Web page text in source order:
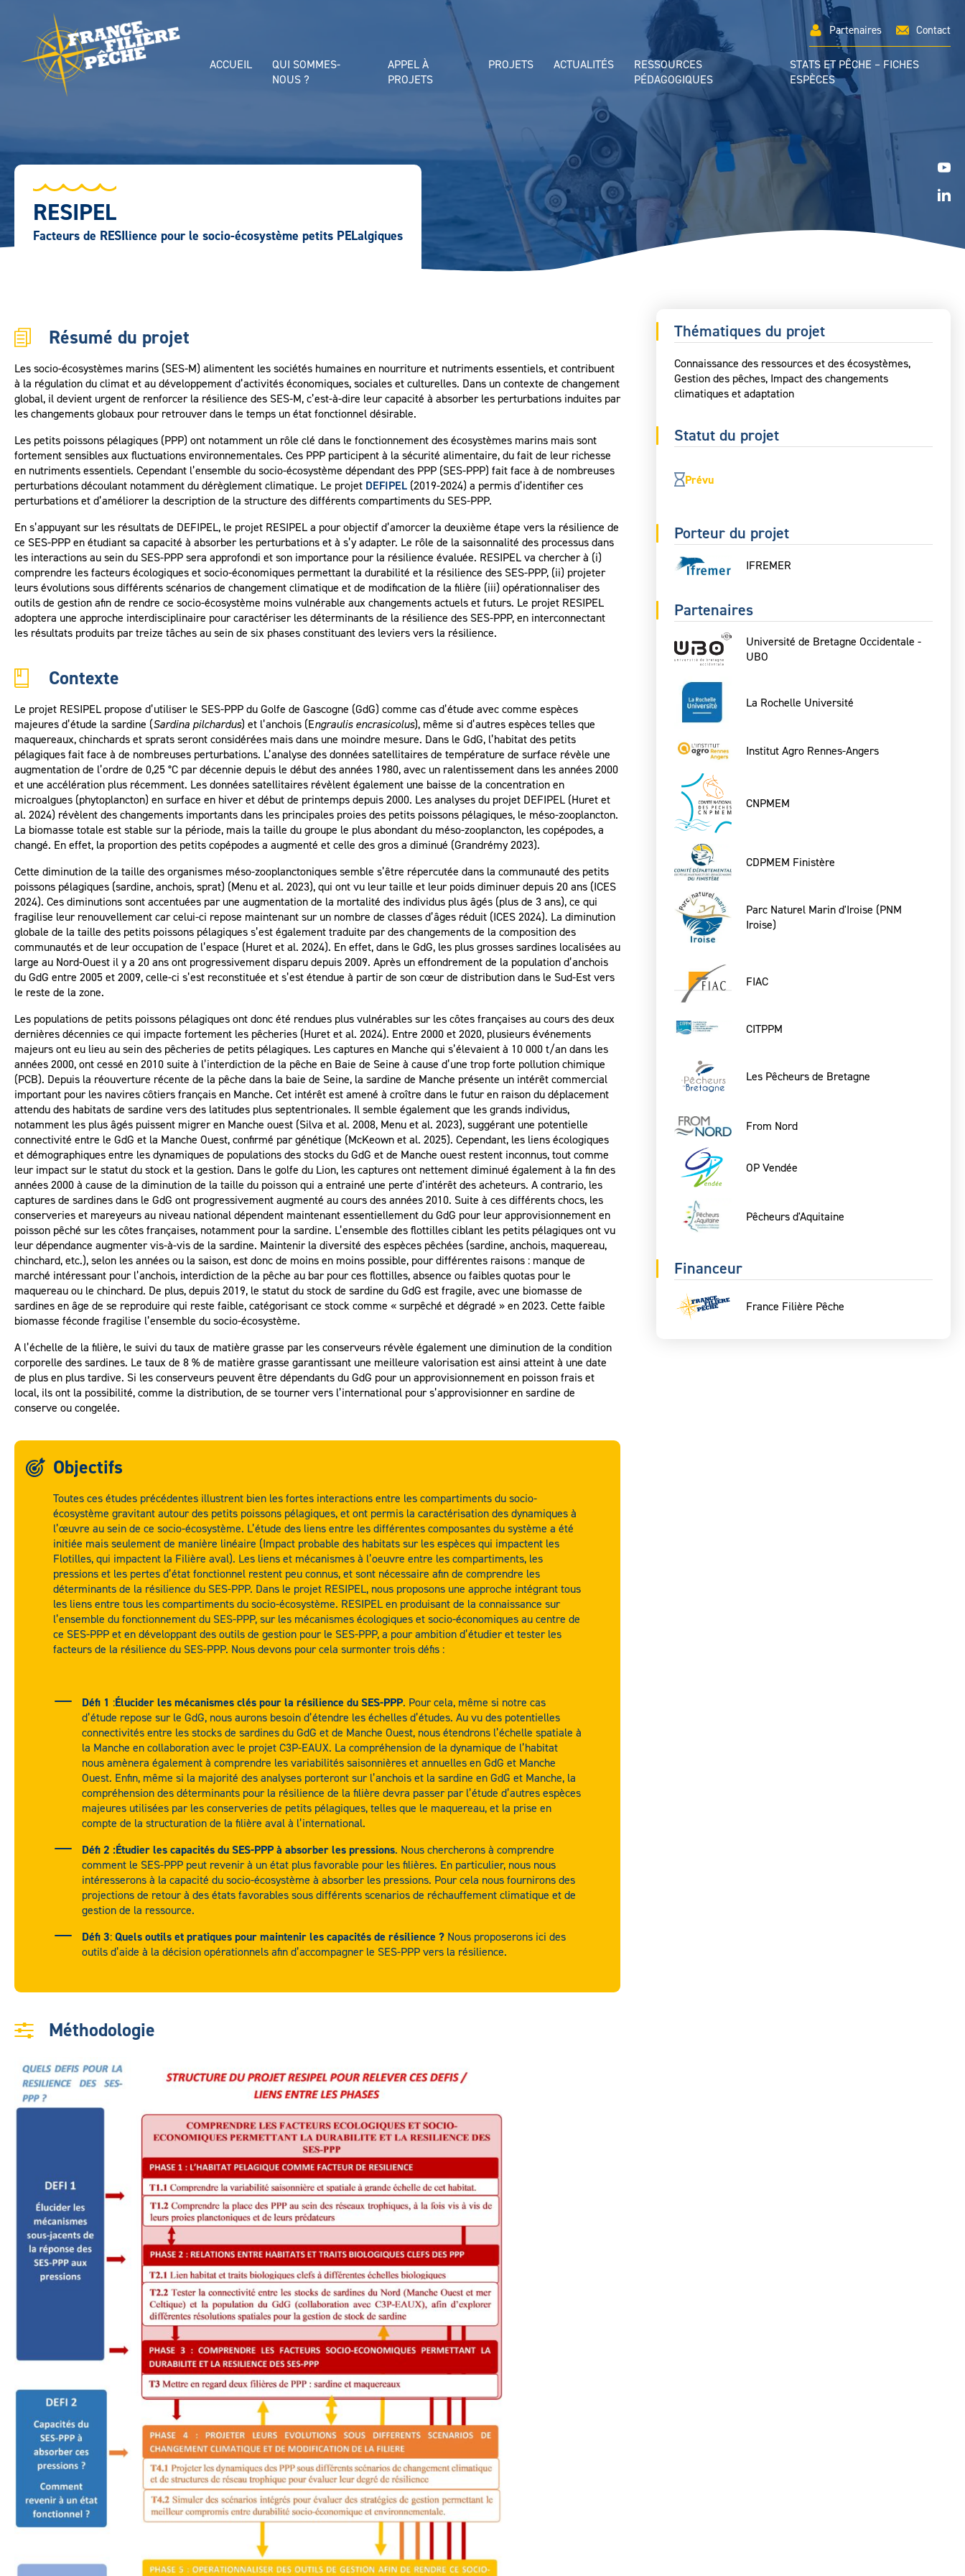
Partenaires Contact
ACCUEIL
QUI SOMMES-
NOUS ?
APPEL À
PROJETS
PROJETS ACTUALITÉS
RESSOURCES
PÉDAGOGIQUES
STATS ET PÊCHE – FICHES
ESPÈCES
RESIPEL
Facteurs de RESIlience pour le socio-écosystème petits PELalgiques
Résumé du projet
Les socio-écosystèmes marins (SES-M) alimentent les sociétés humaines en nourriture et nutriments essentiels, et contribuent
à la régulation du climat et au développement d’activités économiques, sociales et culturelles. Dans un contexte de changement
global, il devient urgent de renforcer la résilience des SES-M, c’est-à-dire leur capacité à absorber les perturbations induites par
les changements globaux pour retrouver dans le temps un état fonctionnel désirable.
Les petits poissons pélagiques (PPP) ont notamment un rôle clé dans le fonctionnement des écosystèmes marins mais sont
fortement sensibles aux fluctuations environnementales. Ces PPP participent à la sécurité alimentaire, du fait de leur richesse
en nutriments essentiels. Cependant l’ensemble du socio-écosystème dépendant des PPP (SES-PPP) fait face à de nombreuses
perturbations découlant notamment du dérèglement climatique. Le projet DEFIPEL (2019-2024) a permis d’identifier ces
perturbations et d’améliorer la description de la structure des différents compartiments du SES-PPP.
En s’appuyant sur les résultats de DEFIPEL, le projet RESIPEL a pour objectif d’amorcer la deuxième étape vers la résilience de
ce SES-PPP en étudiant sa capacité à absorber les perturbations et à s’y adapter. Le rôle de la saisonnalité des processus dans
les interactions au sein du SES-PPP sera approfondi et son importance pour la résilience évaluée. RESIPEL va chercher à (i)
comprendre les facteurs écologiques et socio-économiques permettant la durabilité et la résilience des SES-PPP, (ii) projeter
leurs évolutions sous différents scénarios de changement climatique et de modification de la filière (iii) opérationnaliser des
outils de gestion afin de rendre ce socio-écosystème moins vulnérable aux changements actuels et futurs. Le projet RESIPEL
adoptera une approche interdisciplinaire pour caractériser les déterminants de la résilience des SES-PPP, en interconnectant
les résultats produits par treize tâches au sein de six phases constituant des leviers vers la résilience.
Contexte
Le projet RESIPEL propose d’utiliser le SES-PPP du Golfe de Gascogne (GdG) comme cas d’étude avec comme espèces
majeures d’étude la sardine (Sardina pilchardus) et l’anchois (Engraulis encrasicolus), même si d’autres espèces telles que
maquereaux, chinchards et sprats seront considérées mais dans une moindre mesure. Dans le GdG, l’habitat des petits
pélagiques fait face à de nombreuses perturbations. L’analyse des données satellitaires de température de surface révèle une
augmentation de l’ordre de 0,25 °C par décennie depuis le début des années 1980, avec un ralentissement dans les années 2000
et une accélération plus récemment. Les données satellitaires révèlent également une baisse de la concentration en
microalgues (phytoplancton) en surface en hiver et début de printemps depuis 2000. Les analyses du projet DEFIPEL (Huret et
al. 2024) révèlent des changements importants dans les principales proies des petits poissons pélagiques, le méso-zooplancton.
La biomasse totale est stable sur la période, mais la taille du groupe le plus abondant du méso-zooplancton, les copépodes, a
changé. En effet, la proportion des petits copépodes a augmenté et celle des gros a diminué (Grandrémy 2023).
Cette diminution de la taille des organismes méso-zooplanctoniques semble s’être répercutée dans la communauté des petits
poissons pélagiques (sardine, anchois, sprat) (Menu et al. 2023), qui ont vu leur taille et leur poids diminuer depuis 20 ans (ICES
2024). Ces diminutions sont accentuées par une augmentation de la mortalité des individus plus âgés (plus de 3 ans), ce qui
fragilise leur renouvellement car celui-ci repose maintenant sur un nombre de classes d’âges réduit (ICES 2024). La diminution
globale de la taille des petits poissons pélagiques s’est également traduite par des changements de la composition des
communautés et de leur occupation de l’espace (Huret et al. 2024). En effet, dans le GdG, les plus grosses sardines localisées au
large au Nord-Ouest il y a 20 ans ont progressivement disparu depuis 2009. Après un effondrement de la population d’anchois
du GdG entre 2005 et 2009, celle-ci s’est reconstituée et s’est étendue à partir de son cœur de distribution dans le Sud-Est vers
le reste de la zone.
Les populations de petits poissons pélagiques ont donc été rendues plus vulnérables sur les côtes françaises au cours des deux
dernières décennies ce qui impacte fortement les pêcheries (Huret et al. 2024). Entre 2000 et 2020, plusieurs événements
majeurs ont eu lieu au sein des pêcheries de petits pélagiques. Les captures en Manche qui s’élevaient à 10 000 t/an dans les
années 2000, ont cessé en 2010 suite à l’interdiction de la pêche en Baie de Seine à cause d’une trop forte pollution chimique
(PCB). Depuis la réouverture récente de la pêche dans la baie de Seine, la sardine de Manche présente un intérêt commercial
important pour les navires côtiers français en Manche. Cet intérêt est amené à croître dans le futur en raison du déplacement
attendu des habitats de sardine vers des latitudes plus septentrionales. Il semble également que les grands individus,
notamment les plus âgés puissent migrer en Manche ouest (Silva et al. 2008, Menu et al. 2023), suggérant une potentielle
connectivité entre le GdG et la Manche Ouest, confirmé par génétique (McKeown et al. 2025). Cependant, les liens écologiques
et démographiques entre les dynamiques de populations des stocks du GdG et de Manche ouest restent inconnus, tout comme
leur impact sur le statut du stock et la gestion. Dans le golfe du Lion, les captures ont nettement diminué également à la fin des
années 2000 à cause de la diminution de la taille du poisson qui a entrainé une perte d’intérêt des acheteurs. A contrario, les
captures de sardines dans le GdG ont progressivement augmenté au cours des années 2010. Suite à ces différents chocs, les
conserveries et mareyeurs au niveau national dépendent maintenant essentiellement du GdG pour leur approvisionnement en
poisson pêché sur les côtes françaises, notamment pour la sardine. L’ensemble des flottilles ciblant les petits pélagiques ont vu
leur dépendance augmenter vis-à-vis de la sardine. Maintenir la diversité des espèces pêchées (sardine, anchois, maquereau,
chinchard, etc.), selon les années ou la saison, est donc de moins en moins possible, pour différentes raisons : manque de
marché intéressant pour l’anchois, interdiction de la pêche au bar pour ces flottilles, absence ou faibles quotas pour le
maquereau ou le chinchard. De plus, depuis 2019, le statut du stock de sardine du GdG est fragile, avec une biomasse de
sardines en âge de se reproduire qui reste faible, catégorisant ce stock comme « surpêché et dégradé » en 2023. Cette faible
biomasse féconde fragilise l’ensemble du socio-écosystème.
A l’échelle de la filière, le suivi du taux de matière grasse par les conserveurs révèle également une diminution de la condition
corporelle des sardines. Le taux de 8 % de matière grasse garantissant une meilleure valorisation est ainsi atteint à une date
de plus en plus tardive. Si les conserveurs peuvent être dépendants du GdG pour un approvisionnement en poisson frais et
local, ils ont la possibilité, comme la distribution, de se tourner vers l’international pour s’approvisionner en sardine de
conserve ou congelée.
Objectifs
Toutes ces études précédentes illustrent bien les fortes interactions entre les compartiments du socio-
écosystème gravitant autour des petits poissons pélagiques, et ont permis la caractérisation des dynamiques à
l’œuvre au sein de ce socio-écosystème. L’étude des liens entre les différentes composantes du système a été
initiée mais seulement de manière linéaire (Impact probable des habitats sur les espèces qui impactent les
Flotilles, qui impactent la Filière aval). Les liens et mécanismes à l’oeuvre entre les compartiments, les
pressions et les pertes d’état fonctionnel restent peu connus, et sont nécessaire afin de comprendre les
déterminants de la résilience du SES-PPP. Dans le projet RESIPEL, nous proposons une approche intégrant tous
les liens entre tous les compartiments du socio-écosystème. RESIPEL en produisant de la connaissance sur
l’ensemble du fonctionnement du SES-PPP, sur les mécanismes écologiques et socio-économiques au centre de
ce SES-PPP et en développant des outils de gestion pour le SES-PPP, a pour ambition d’étudier et tester les
facteurs de la résilience du SES-PPP. Nous devons pour cela surmonter trois défis :
Défi 1 :Élucider les mécanismes clés pour la résilience du SES-PPP. Pour cela, même si notre cas
d’étude repose sur le GdG, nous aurons besoin d’étendre les échelles d’études. Au vu des potentielles
connectivités entre les stocks de sardines du GdG et de Manche Ouest, nous étendrons l’échelle spatiale à
la Manche en collaboration avec le projet C3P-EAUX. La compréhension de la dynamique de l’habitat
nous amènera également à comprendre les variabilités saisonnières et annuelles en GdG et Manche
Ouest. Enfin, même si la majorité des analyses porteront sur l’anchois et la sardine en GdG et Manche, la
compréhension des déterminants pour la résilience de la filière devra passer par l’étude d’autres espèces
majeures utilisées par les conserveries de petits pélagiques, telles que le maquereau, et la prise en
compte de la structuration de la filière aval à l’international.
Défi 2 :Étudier les capacités du SES-PPP à absorber les pressions. Nous chercherons à comprendre
comment le SES-PPP peut revenir à un état plus favorable pour les filières. En particulier, nous nous
intéresserons à la capacité du socio-écosystème à absorber les pressions. Pour cela nous fournirons des
projections de retour à des états favorables sous différents scenarios de réchauffement climatique et de
gestion de la ressource.
Défi 3:Quels outils et pratiques pour maintenir les capacités de résilience ? Nous proposerons ici des
outils d’aide à la décision opérationnels afin d’accompagner le SES-PPP vers la résilience.
Méthodologie
Thématiques du projet
Connaissance des ressources et des écosystèmes,
Gestion des pêches, Impact des changements
climatiques et adaptation
Statut du projet
Prévu
Porteur du projet
IFREMER
Partenaires
Université de Bretagne Occidentale -
UBO
La Rochelle Université
Institut Agro Rennes-Angers
CNPMEM
CDPMEM Finistère
Parc Naturel Marin d'Iroise (PNM
Iroise)
FIAC
CITPPM
Les Pêcheurs de Bretagne
From Nord
OP Vendée
Pêcheurs d'Aquitaine
Financeur
France Filière Pêche